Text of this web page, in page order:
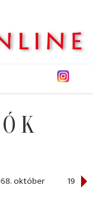
október 1968.